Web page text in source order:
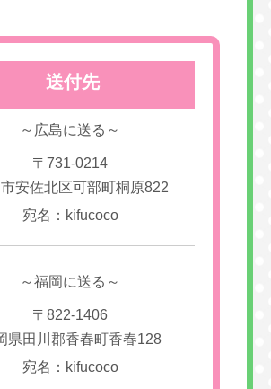
送付先
～広島に送る～
〒731-0214
安佐北区可部町桐原822
宛名：kifucoco
～福岡に送る～
〒822-1406
県田川郡香春町香春128
宛名：kifucoco